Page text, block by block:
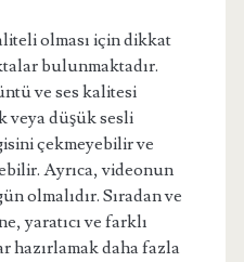
olması için dikkat
bulunmaktadır.
ve ses kalitesi
veya düşük sesli
çekmeyebilir ve
Ayrıca, videonun
olmalıdır. Sıradan ve
yaratıcı ve farklı
hazırlamak daha fazla